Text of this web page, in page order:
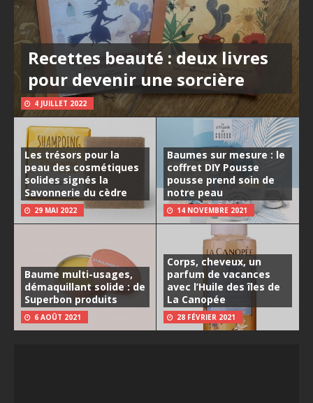
Recettes beauté : deux livres
pour devenir une sorcière
4 JUILLET 2022
Les trésors pour la
peau des cosmétiques
solides signés la
Savonnerie du cèdre
29 MAI 2022
Baumes sur mesure : le
coffret DIY Pousse
pousse prend soin de
notre peau
14 NOVEMBRE 2021
Baume multi-usages,
démaquillant solide : de
Superbon produits
6 AOÛT 2021
Corps, cheveux, un
parfum de vacances
avec l’Huile des îles de
La Canopée
28 FÉVRIER 2021